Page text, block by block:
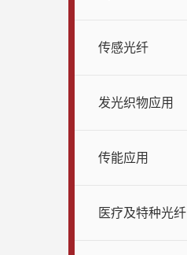
传感光纤
发光织物应用
传能应用
医疗及特种光纤